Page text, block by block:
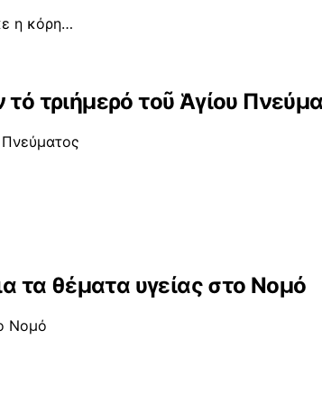
η κόρη…
τριήμερό τοῦ Ἁγίου
Πνεύματος
τα θέματα υγείας στο Νομό
Νομό